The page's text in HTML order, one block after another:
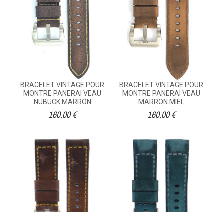
BRACELET VINTAGE POUR
MONTRE PANERAI VEAU
NUBUCK MARRON
160,00 €
BRACELET VINTAGE POUR
MONTRE PANERAI VEAU
MARRON MIEL
160,00 €